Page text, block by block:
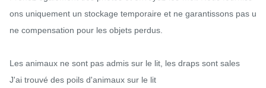
ons uniquement un stockage temporaire et ne garantissons pas u
ne compensation pour les objets perdus.
Les animaux ne sont pas admis sur le lit, les draps sont sales
J'ai trouvé des poils d'animaux sur le lit